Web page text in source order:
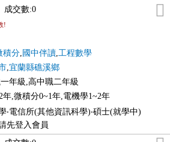
成交數:0
!
積分, 國中伴讀,工程數學
,宜蘭縣礁溪鄉
年級,高中職二年級
年,微積分0~1年,電機學1~2年
‧電信所(其他資訊科學)‧碩士(就學中)
先登入會員